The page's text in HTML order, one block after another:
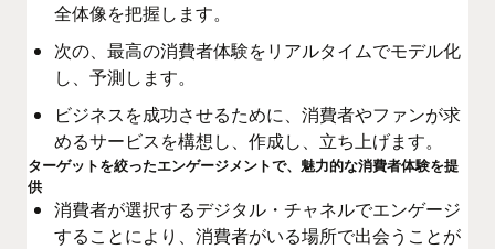
全体像を把握します。
次の、最高の消費者体験をリアルタイムでモデル化
し、予測します。
ビジネスを成功させるために、消費者やファンが求
めるサービスを構想し、作成し、立ち上げます。
ターゲットを絞ったエンゲージメントで、魅力的な消費者体験を提
供
消費者が選択するデジタル・チャネルでエンゲージ
することにより、消費者がいる場所で出会うことが